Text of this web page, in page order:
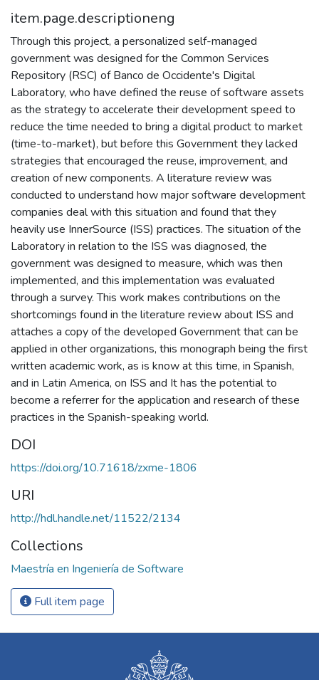
item.page.descriptioneng
Through this project, a personalized self-managed
government was designed for the Common Services
Repository (RSC) of Banco de Occidente's Digital
Laboratory, who have defined the reuse of software assets
as the strategy to accelerate their development speed to
reduce the time needed to bring a digital product to market
(time-to-market), but before this Government they lacked
strategies that encouraged the reuse, improvement, and
creation of new components. A literature review was
conducted to understand how major software development
companies deal with this situation and found that they
heavily use InnerSource (ISS) practices. The situation of the
Laboratory in relation to the ISS was diagnosed, the
government was designed to measure, which was then
implemented, and this implementation was evaluated
through a survey. This work makes contributions on the
shortcomings found in the literature review about ISS and
attaches a copy of the developed Government that can be
applied in other organizations, this monograph being the first
written academic work, as is know at this time, in Spanish,
and in Latin America, on ISS and It has the potential to
become a referrer for the application and research of these
practices in the Spanish-speaking world.
DOI
https://doi.org/10.71618/zxme-1806
URI
http://hdl.handle.net/11522/2134
Collections
Maestría en Ingeniería de Software
Full item page